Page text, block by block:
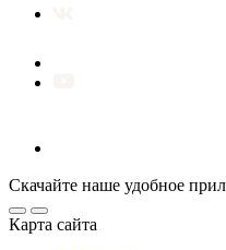
Скачайте наше удобное
Карта сайта